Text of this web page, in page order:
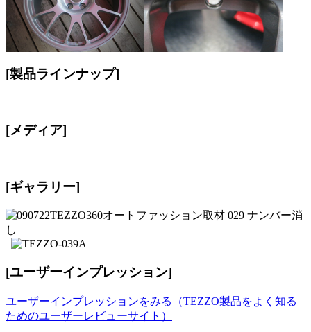
[製品ラインナップ]
[メディア]
[ギャラリー]
[ユーザーインプレッション]
ユーザーインプレッションをみる（TEZZO製品をよく知る
ためのユーザーレビューサイト）